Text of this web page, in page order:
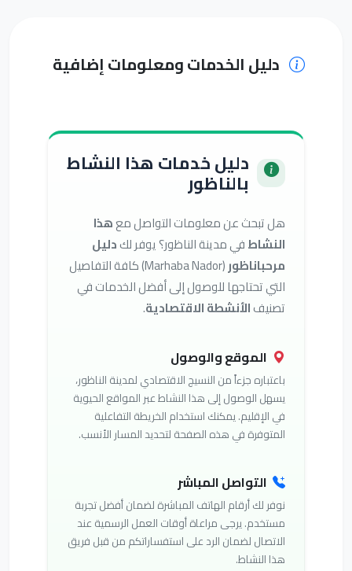
دليل الخدمات ومعلومات إضافية
دليل خدمات هذا النشاط
بالناظور
هل تبحث عن معلومات التواصل معهذا
النشاطفي مدينة الناظور؟ يوفر لكدليل
مرحباناظور
(Marhaba Nador) كافة التفاصيل
التي تحتاجها للوصول إلى أفضل الخدمات في
تصنيفالأنشطة الاقتصادية.
الموقع والوصول
باعتباره جزءاً من النسيج الاقتصادي لمدينة الناظور،
يسهل الوصول إلى هذا النشاط عبر المواقع الحيوية
في الإقليم. يمكنك استخدام الخريطة التفاعلية
المتوفرة في هذه الصفحة لتحديد المسار الأنسب.
التواصل المباشر
نوفر لك أرقام الهاتف المباشرة لضمان أفضل تجربة
مستخدم. يرجى مراعاة أوقات العمل الرسمية عند
الاتصال لضمان الرد على استفساراتكم من قبل فريق
هذا النشاط.